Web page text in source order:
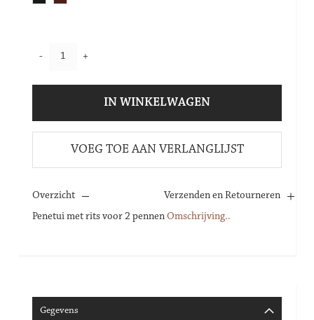
- +
IN WINKELWAGEN
VOEG TOE AAN VERLANGLIJST
Overzicht
Verzenden en Retourneren
Penetui met rits voor 2 pennenOmschrijving..
Gegevens